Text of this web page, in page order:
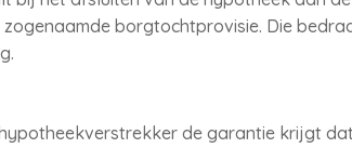
borgtochtprovisie. Die
de garantie krijgt